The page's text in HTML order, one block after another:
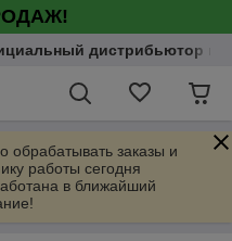
дистрибьютор
обрабатывать заказы и
работы сегодня
в ближайший